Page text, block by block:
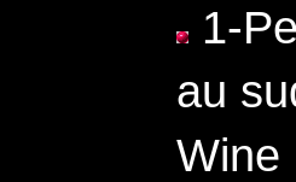
1-
au
Wine